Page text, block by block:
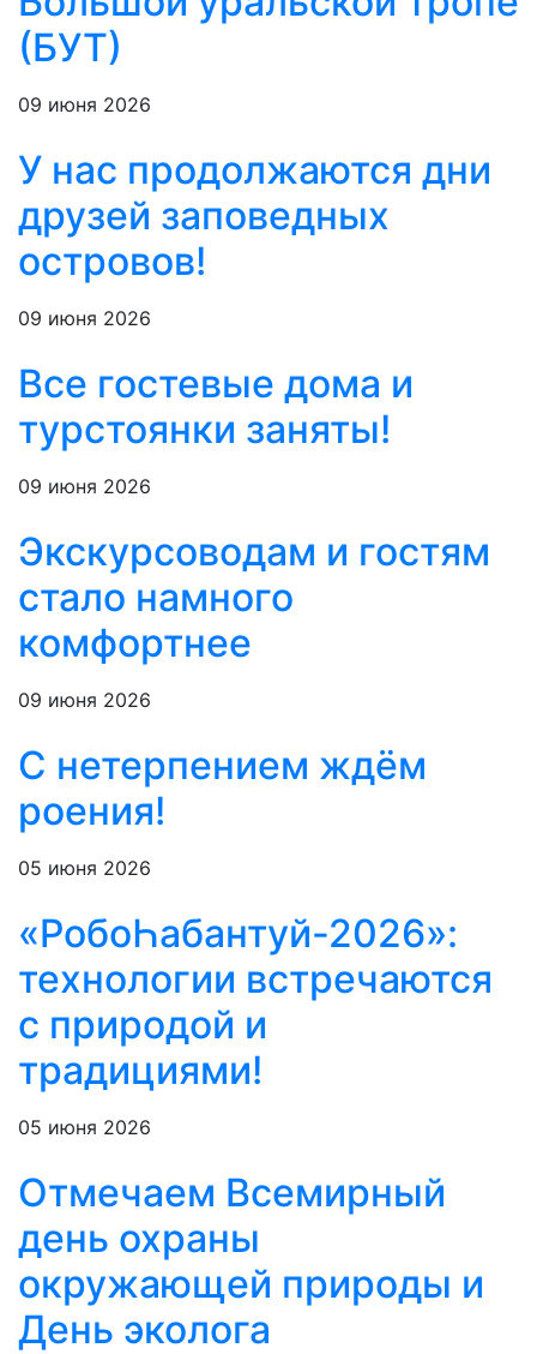
(БУТ)
09 июня 2026
У нас продолжаются дни
друзей заповедных
островов!
09 июня 2026
Все гостевые дома и
турстоянки заняты!
09 июня 2026
Экскурсоводам и гостям
стало намного
комфортнее
09 июня 2026
С нетерпением ждём
роения!
05 июня 2026
«РобоҺабантуй-2026»:
технологии встречаются
с природой и
традициями!
05 июня 2026
Отмечаем Всемирный
день охраны
окружающей природы и
День эколога